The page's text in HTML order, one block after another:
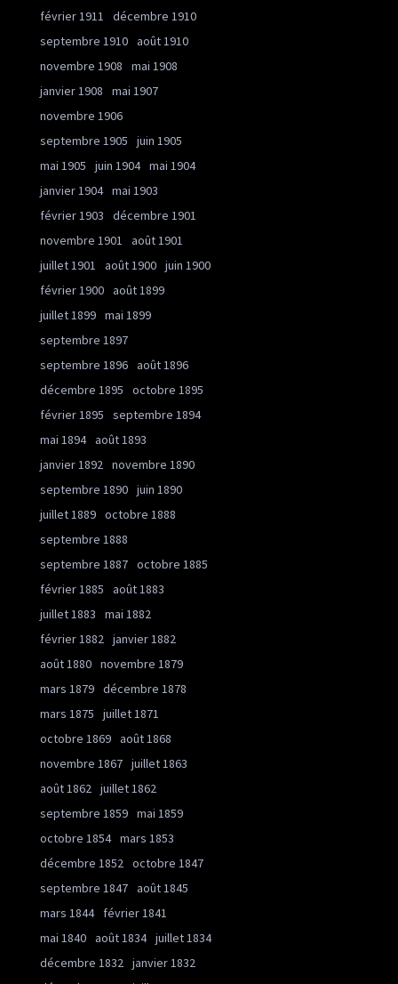
février 1911
décembre 1910
septembre 1910 août 1910
novembre 1908
mai 1908
janvier 1908
mai 1907
novembre 1906
septembre 1905
juin 1905
mai 1905
juin 1904 mai 1904
janvier 1904 mai 1903
février 1903
décembre 1901
novembre 1901
août 1901
juillet 1901
août 1900 juin 1900
février 1900 août 1899
juillet 1899 mai 1899
septembre 1897
septembre 1896 août 1896
décembre 1895
octobre 1895
février 1895
septembre 1894
mai 1894 août 1893
janvier 1892 novembre 1890
septembre 1890 juin 1890
juillet 1889 octobre 1888
septembre 1888
septembre 1887 octobre 1885
février 1885
août 1883
juillet 1883
mai 1882
février 1882 janvier 1882
août 1880 novembre 1879
mars 1879 décembre 1878
mars 1875
juillet 1871
octobre 1869 août 1868
novembre 1867 juillet 1863
août 1862 juillet 1862
septembre 1859 mai 1859
octobre 1854 mars 1853
décembre 1852 octobre 1847
septembre 1847 août 1845
mars 1844
février 1841
mai 1840 août 1834 juillet 1834
décembre 1832 janvier 1832